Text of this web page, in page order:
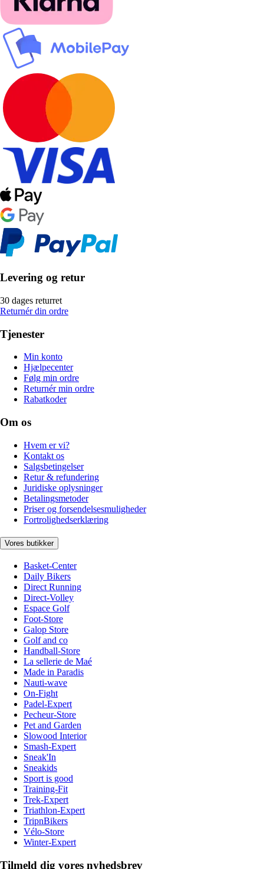
Levering og retur
30 dages returret
Returnér din ordre
Tjenester
Min konto
Hjælpecenter
Følg min ordre
Returnér min ordre
Rabatkoder
Om os
Hvem er vi?
Kontakt os
Salgsbetingelser
Retur & refundering
Juridiske oplysninger
Betalingsmetoder
Priser og forsendelsesmuligheder
Fortrolighedserklæring
Vores butikker
Basket-Center
Daily Bikers
Direct Running
Direct-Volley
Espace Golf
Foot-Store
Galop Store
Golf and co
Handball-Store
La sellerie de Maé
Made in Paradis
Nauti-wave
On-Fight
Padel-Expert
Pecheur-Store
Pet and Garden
Slowood Interior
Smash-Expert
Sneak'In
Sneakids
Sport is good
Training-Fit
Trek-Expert
Triathlon-Expert
TripnBikers
Vélo-Store
Winter-Expert
Tilmeld dig vores nyhedsbrev